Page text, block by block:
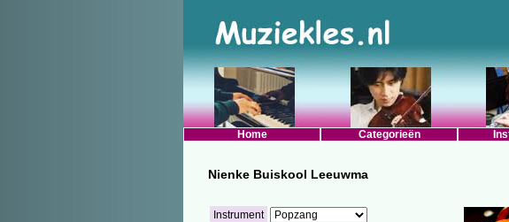
Home Categorieën
Nienke Buiskool Leeuwma
Instrument